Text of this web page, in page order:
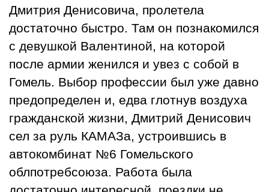
Дмитрия Денисовича, пролетела
достаточно быстро. Там он познакомился
с девушкой Валентиной, на которой
после армии женился и увез с собой в
Гомель. Выбор профессии был уже давно
предопределен и, едва глотнув воздуха
гражданской жизни, Дмитрий Денисович
сел за руль КАМАЗа, устроившись в
автокомбинат №6 Гомельского
облпотребсоюза. Работа была